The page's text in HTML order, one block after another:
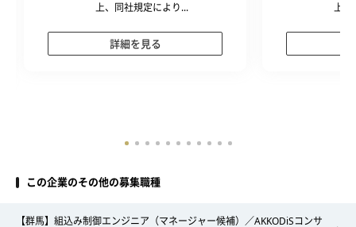
上、同社規定により...
詳細を見る
上、
この企業のその他の募集職種
【群馬】組込み制御エンジニア（マネージャー候補）／AKKODiSコンサ